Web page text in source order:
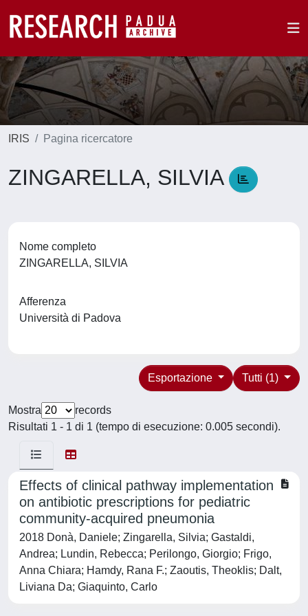
IRIS Pagina ricercatore
ZINGARELLA, SILVIA
Nome completo
ZINGARELLA, SILVIA
Afferenza
Università di Padova
Tutti (1)
Esportazione
Mostra
records
Risultati 1 - 1 di 1 (tempo di esecuzione: 0.005 secondi).
Effects of clinical pathway implementation
on antibiotic prescriptions for pediatric
community-acquired pneumonia
2018 Donà, Daniele; Zingarella, Silvia; Gastaldi,
Andrea; Lundin, Rebecca; Perilongo, Giorgio; Frigo,
Anna Chiara; Hamdy, Rana F.; Zaoutis, Theoklis; Dalt,
Liviana Da; Giaquinto, Carlo